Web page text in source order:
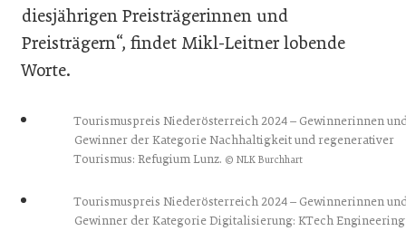
diesjährigen Preisträgerinnen und
Preisträgern“, findet Mikl-Leitner lobende
Worte.
Tourismuspreis Niederösterreich 2024 – Gewinnerinnen
Gewinner der Kategorie Nachhaltigkeit und regenerativer
Tourismus: Refugium Lunz. © NLK Burchhart
Tourismuspreis Niederösterreich 2024 – Gewinnerinnen
Gewinner der Kategorie Digitalisierung: KTech